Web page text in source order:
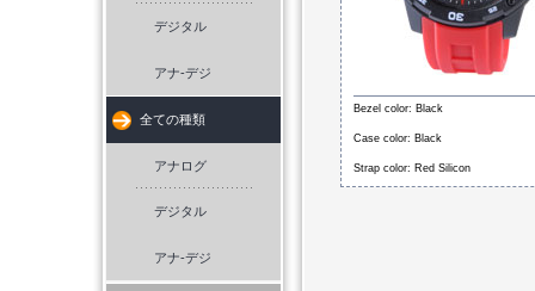
デジタル
アナ-デジ
全ての種類
アナログ
デジタル
アナ-デジ
Bezel color: Black
Case color: Black
Strap color: Red Silicon